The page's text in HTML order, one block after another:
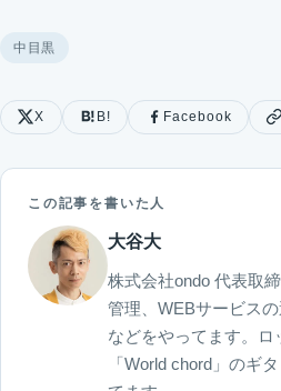
中目黒
X B! Facebook
この記事を書いた人
大谷大
株式会社ondo 代表取
管理、WEBサービス
などをやってます。ロ
「World chord」のギ